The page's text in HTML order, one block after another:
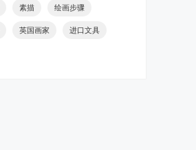
素描 绘画步骤
英国画家 进口文具